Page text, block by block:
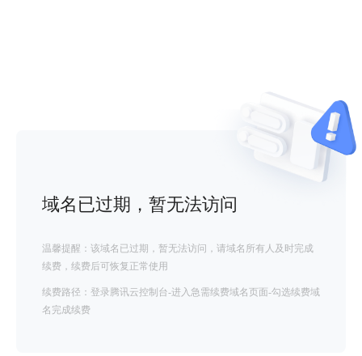
域名已过期，暂无法访问
温馨提醒：该域名已过期，暂无法访问，请域名所有人及时完成
续费，续费后可恢复正常使用
续费路径：登录腾讯云控制台-进入急需续费域名页面-勾选续费域
名完成续费